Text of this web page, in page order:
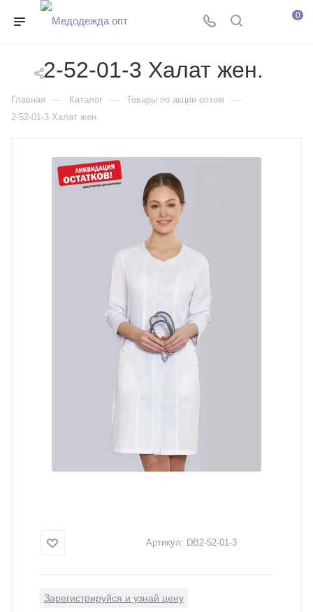
0
2-52-01-3 Халат жен.
Главная — Каталог — Товары по акции оптом —
2-52-01-3 Халат жен.
Артикул: DB2-52-01-3
Зарегистрируйся и узнай цену